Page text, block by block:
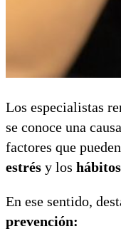
Los especialistas
se conoce una
factores que
estrés y los
En ese sentido,
prevención: